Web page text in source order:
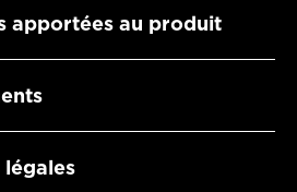
apportées au produit